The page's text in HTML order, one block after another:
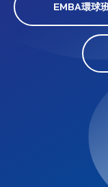
EMBA環球